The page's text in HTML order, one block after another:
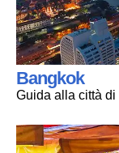
Bangkok
Guida alla città